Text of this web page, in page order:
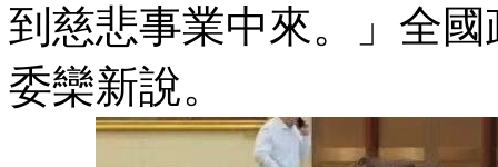
到慈悲事業中來。」全
委欒新說。